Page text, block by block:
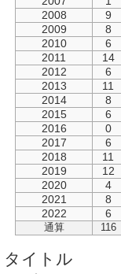
2008
9
2009
8
2010
6
2011
14
2012
6
2013
11
2014
8
2015
6
2016
0
2017
6
2018
11
2019
12
2020
4
2021
8
2022
6
通算 116
タイトル